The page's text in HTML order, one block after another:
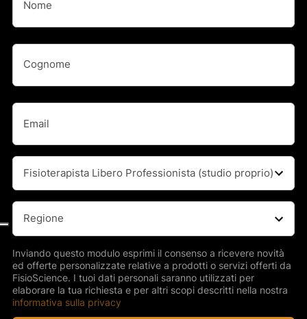
Nome
Email
Professione
Regione
Inviando questo modulo esprimi il consenso a ricevere novità
ed offerte personalizzate relative a prodotti o servizi offerti da
FisioScience. I tuoi dati personali saranno utilizzati per
elaborare la tua richiesta e per altri scopi descritti nella nostra
informativa sulla privacy